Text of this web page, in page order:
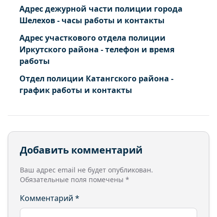
Адрес дежурной части полиции города
Шелехов - часы работы и контакты
Адрес участкового отдела полиции
Иркутского района - телефон и время
работы
Отдел полиции Катангского района -
график работы и контакты
Добавить комментарий
Ваш адрес email не будет опубликован.
Обязательные поля помечены *
Комментарий *